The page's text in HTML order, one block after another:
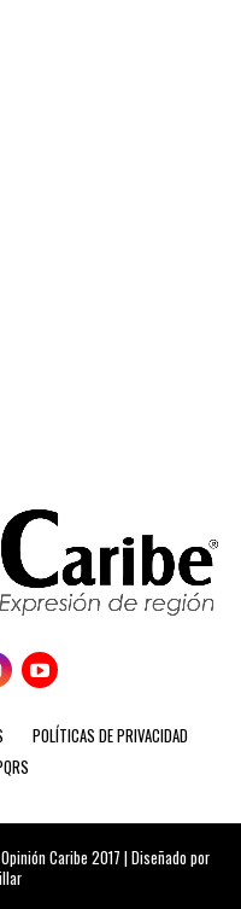
POLÍTICAS DE PRIVACIDAD
Caribe 2017 | Diseñado por